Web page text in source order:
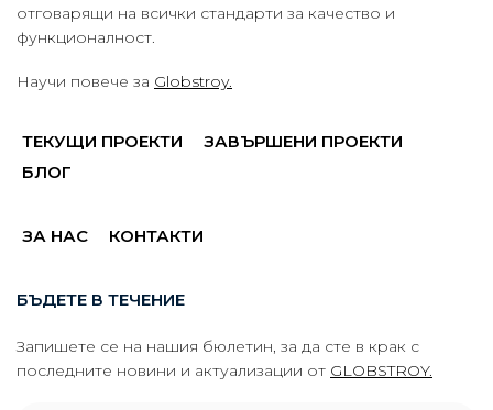
отговарящи на всички стандарти за качество и
функционалност.
Научи повече за Globstroy.
ТЕКУЩИ ПРОЕКТИ
ЗАВЪРШЕНИ ПРОЕКТИ
БЛОГ
ЗА НАС КОНТАКТИ
БЪДЕТЕ В ТЕЧЕНИЕ
Запишете се на нашия бюлетин, за да сте в крак с
последните новини и актуализации от GLOBSTROY.